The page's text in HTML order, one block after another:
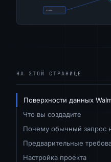
НА ЭТОЙ СТРАНИЦЕ
Поверхности данных
Что вы создадите
Почему обычный запрос
Предварительные
Настройка проекта